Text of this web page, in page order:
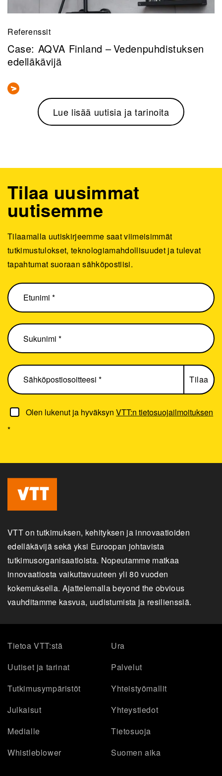
Referenssit
Case: AQVA Finland – Vedenpuhdistuksen
edelläkävijä
Lue lisää uutisia ja tarinoita
Olen lukenut ja hyväksynVTT:n tietosuojailmoituksen
*
Tilaa uusimmat
uutisemme
Tilaamalla uutiskirjeemme saat viimeisimmät
tutkimustulokset, teknologiamahdollisuudet ja tulevat
tapahtumat suoraan sähköpostiisi.
VTT on tutkimuksen, kehityksen ja innovaatioiden
edelläkävijä sekä yksi Euroopan johtavista
tutkimusorganisaatioista. Nopeutamme matkaa
innovaatiosta vaikuttavuuteen yli 80 vuoden
kokemuksella. Ajattelemalla beyond the obvious
vauhditamme kasvua, uudistumista ja resilienssiä.
Tietoa VTT:stä
Ura
Uutiset ja tarinat
Palvelut
Tutkimusympäristöt
Yhteistyömallit
Julkaisut
Yhteystiedot
Medialle
Tietosuoja
Whistleblower
Suomen aika